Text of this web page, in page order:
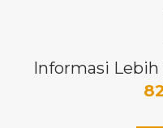
Informasi